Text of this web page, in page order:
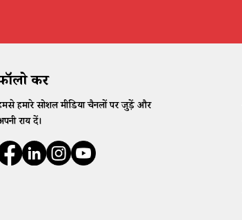
करें
हमारे सोशल मीडिया चैनलों पर जुड़ें और
राय दें।